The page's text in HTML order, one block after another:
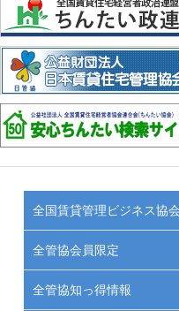
全国賃貸管理ビジネス協
全管協会員限定
全管協知っ得情報